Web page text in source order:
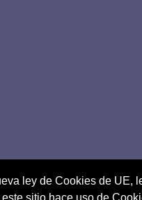
ley de Cookies de UE,
sitio hace uso de